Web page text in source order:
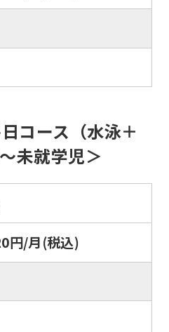
コース（水泳＋
未就学児＞
円/月(税込)